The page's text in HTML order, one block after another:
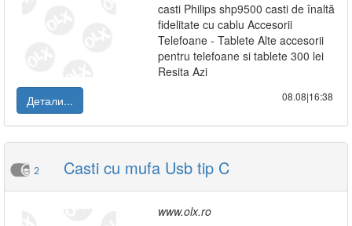
casti Philips shp9500 casti de înaltă
fidelitate cu cablu Accesorii
Telefoane - Tablete Alte accesorii
pentru telefoane si tablete 300 lei
Resita Azi
Детали...
08.08|16:38
2 Casti cu mufa Usb tip C
www.olx.ro